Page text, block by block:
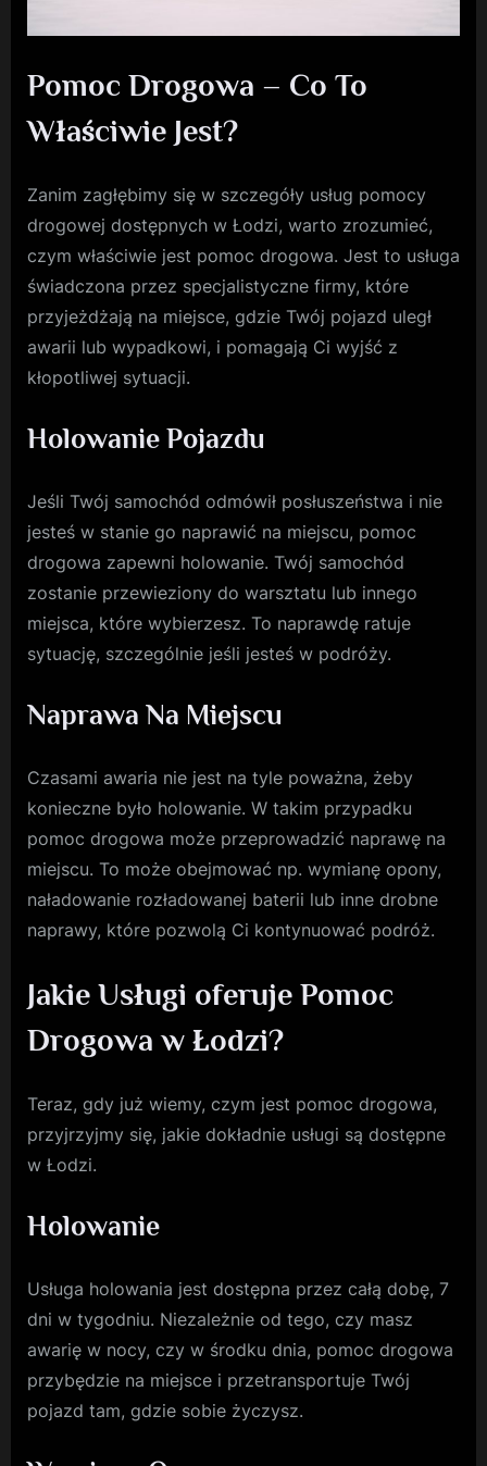
Pomoc Drogowa – Co To
Właściwie Jest?
Zanim zagłębimy się w szczegóły usług pomocy
drogowej dostępnych w Łodzi, warto zrozumieć,
czym właściwie jest pomoc drogowa. Jest to usługa
świadczona przez specjalistyczne firmy, które
przyjeżdżają na miejsce, gdzie Twój pojazd uległ
awarii lub wypadkowi, i pomagają Ci wyjść z
kłopotliwej sytuacji.
Holowanie Pojazdu
Jeśli Twój samochód odmówił posłuszeństwa i nie
jesteś w stanie go naprawić na miejscu, pomoc
drogowa zapewni holowanie. Twój samochód
zostanie przewieziony do warsztatu lub innego
miejsca, które wybierzesz. To naprawdę ratuje
sytuację, szczególnie jeśli jesteś w podróży.
Naprawa Na Miejscu
Czasami awaria nie jest na tyle poważna, żeby
konieczne było holowanie. W takim przypadku
pomoc drogowa może przeprowadzić naprawę na
miejscu. To może obejmować np. wymianę opony,
naładowanie rozładowanej baterii lub inne drobne
naprawy, które pozwolą Ci kontynuować podróż.
Jakie Usługi oferuje Pomoc
Drogowa w Łodzi?
Teraz, gdy już wiemy, czym jest pomoc drogowa,
przyjrzyjmy się, jakie dokładnie usługi są dostępne
w Łodzi.
Holowanie
Usługa holowania jest dostępna przez całą dobę, 7
dni w tygodniu. Niezależnie od tego, czy masz
awarię w nocy, czy w środku dnia, pomoc drogowa
przybędzie na miejsce i przetransportuje Twój
pojazd tam, gdzie sobie życzysz.